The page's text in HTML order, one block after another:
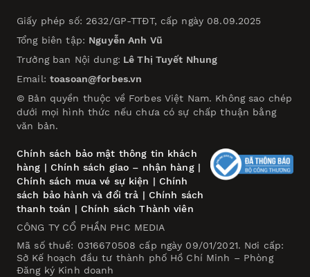
Giấy phép số: 2632/GP-TTĐT, cấp ngày 08.09.2025
Tổng biên tập: Nguyễn Anh Vũ
Trưởng ban Nội dung: Lê Thị Tuyết Nhung
Email: toasoan@forbes.vn
© Bản quyền thuộc về Forbes Việt Nam. Không sao chép
dưới mọi hình thức nếu chưa có sự chấp thuận bằng
văn bản.
Chính sách bảo mật thông tin khách
hàng | Chính sách giao – nhận hàng|
Chính sách mua vé sự kiện | Chính
sách bảo hành và đổi trả | Chính sách
thanh toán | Chính sách Thành viên
CÔNG TY CỔ PHẦN PHC MEDIA
Mã số thuế: 0316670508 cấp ngày 09/01/2021. Nơi cấp:
Sở Kế hoạch đầu tư thành phố Hồ Chí Minh – Phòng
Đăng ký Kinh doanh